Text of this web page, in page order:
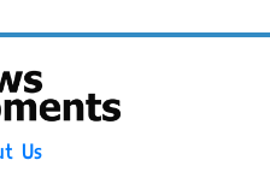
Us